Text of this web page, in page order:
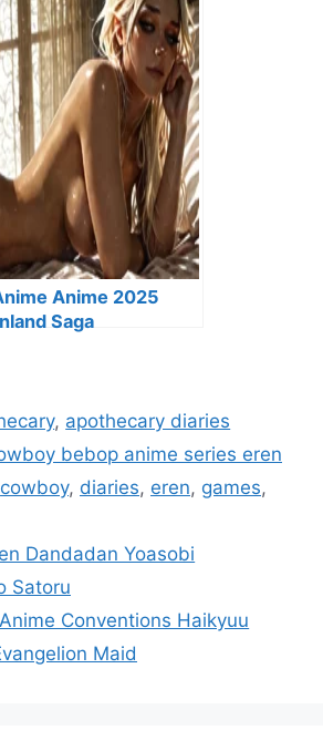
Anime 2025
Saga
, apothecary diaries
bebop anime series eren
cowboy, diaries, eren, games,
Dandadan Yoasobi
Satoru
Conventions Haikyuu
Maid